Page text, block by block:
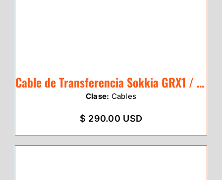
Cable de Transferencia Sokkia GRX1 / GRX
Clase: Cables
$ 290.00 USD